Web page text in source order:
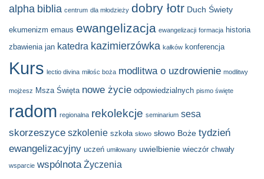
alpha biblia centrum dla młodzieży dobry łotr Duch Świety
ekumenizm emaus ewangelizacja ewangelizacji formacja historia
zbawienia jan katedra kazimierzówka kałków konferencja
Kurs lectio divina miłośc boża modlitwa o uzdrowienie modlitwy
mojżesz Msza Święta nowe życie odpowiedzialnych pismo święte
radom regionalna rekolekcje seminarium sesa
skorzeszyce szkolenie szkoła słowo słowo Boże tydzień
ewangelizacyjny uczeń umiłowany uwielbienie wieczór chwały
wsparcie wspólnota Życzenia